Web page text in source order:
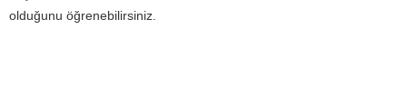
olduğunu öğrenebilirsiniz.